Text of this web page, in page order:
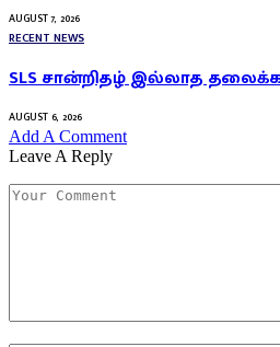
AUGUST 7, 2026
RECENT NEWS
SLS சான்றிதழ் இல்லாத
AUGUST 6, 2026
Add A Comment
Leave A Reply